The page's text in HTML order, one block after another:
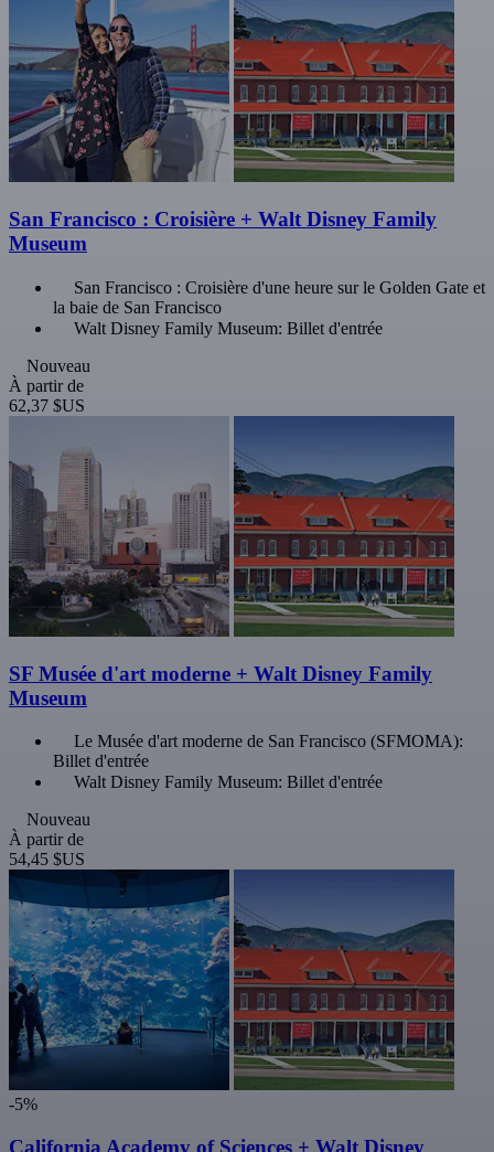
San Francisco : Croisière + Walt Disney Family
Museum
San Francisco : Croisière d'une heure sur le Golden Gate et
la baie de San Francisco
Walt Disney Family Museum: Billet d'entrée
Nouveau
À partir de
62,37 $US
SF Musée d'art moderne + Walt Disney Family
Museum
Le Musée d'art moderne de San Francisco (SFMOMA):
Billet d'entrée
Walt Disney Family Museum: Billet d'entrée
Nouveau
À partir de
54,45 $US
-5%
California Academy of Sciences + Walt Disney